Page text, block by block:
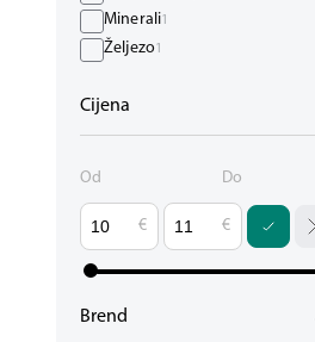
Minerali1
Željezo1
Cijena
Od Do
€ €
Brend